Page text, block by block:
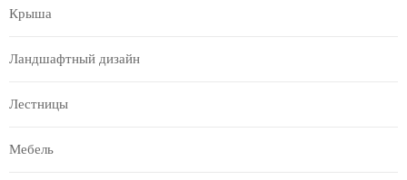
Крыша
Ландшафтный дизайн
Лестницы
Мебель